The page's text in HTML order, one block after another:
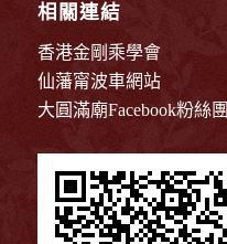
相關連結
香港金剛乘學會
仙藩甯波車網站
大圓滿廟Facebook粉絲團